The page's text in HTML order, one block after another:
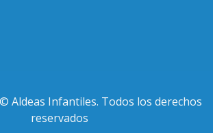
Aldeas Infantiles. Todos los derechos
reservados